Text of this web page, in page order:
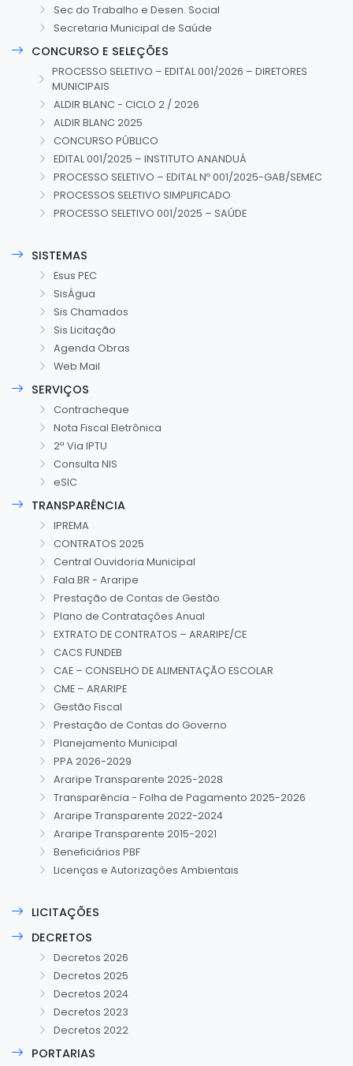
Sec do Trabalho e Desen. Social
Secretaria Municipal de Saúde
CONCURSO E SELEÇÕES
PROCESSO SELETIVO – EDITAL 001/2026 – DIRETORES
MUNICIPAIS
ALDIR BLANC - CICLO 2 / 2026
ALDIR BLANC 2025
CONCURSO PÚBLICO
EDITAL 001/2025 – INSTITUTO ANANDUÁ
PROCESSO SELETIVO – EDITAL Nº 001/2025-GAB/SEMEC
PROCESSOS SELETIVO SIMPLIFICADO
PROCESSO SELETIVO 001/2025 – SAÚDE
SISTEMAS
Esus PEC
SisÁgua
Sis Chamados
Sis Licitação
Agenda Obras
Web Mail
SERVIÇOS
Contracheque
Nota Fiscal Eletrônica
2ª Via IPTU
Consulta NIS
eSIC
TRANSPARÊNCIA
IPREMA
CONTRATOS 2025
Central Ouvidoria Municipal
Fala.BR - Araripe
Prestação de Contas de Gestão
Plano de Contratações Anual
EXTRATO DE CONTRATOS – ARARIPE/CE
CACS FUNDEB
CAE – CONSELHO DE ALIMENTAÇÃO ESCOLAR
CME – ARARIPE
Gestão Fiscal
Prestação de Contas do Governo
Planejamento Municipal
PPA 2026-2029
Araripe Transparente 2025-2028
Transparência - Folha de Pagamento 2025-2026
Araripe Transparente 2022-2024
Araripe Transparente 2015-2021
Beneficiários PBF
Licenças e Autorizações Ambientais
LICITAÇÕES
DECRETOS
Decretos 2026
Decretos 2025
Decretos 2024
Decretos 2023
Decretos 2022
PORTARIAS